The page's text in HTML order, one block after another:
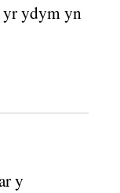
yr ydym yn
y